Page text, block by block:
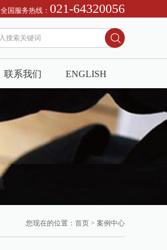
全国服务热线： 021-64320056
联系我们 ENGLISH
您现在的位置： 首页 > 案例中心